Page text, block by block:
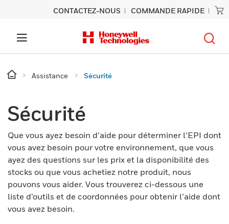
CONTACTEZ-NOUS COMMANDE RAPIDE
Assistance Sécurité
Sécurité
Que vous ayez besoin d’aide pour déterminer l’EPI dont
vous avez besoin pour votre environnement, que vous
ayez des questions sur les prix et la disponibilité des
stocks ou que vous achetiez notre produit, nous
pouvons vous aider. Vous trouverez ci-dessous une
liste d’outils et de coordonnées pour obtenir l’aide dont
vous avez besoin.